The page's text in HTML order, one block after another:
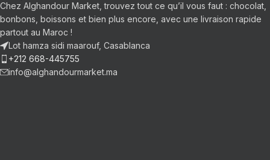
Chez Alghandour Market, trouvez tout ce qu’il vous faut : chocolat,
bonbons, boissons et bien plus encore, avec une livraison rapide
partout au Maroc !
Lot hamza sidi maarouf, Casablanca
+212 668-445755
info@alghandourmarket.ma